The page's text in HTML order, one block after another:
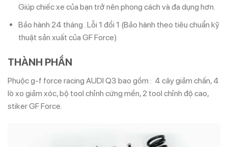
Giúp chiếc xe của bạn trở nên phong cách và đa dụng hơn.
Bảo hành 24 tháng . Lỗi 1 đổi 1 (Bảo hành theo tiêu chuẩn kỹ
thuật sản xuất của GF Force)
THÀNH PHẦN
Phuộc g-f force racing AUDI Q3 bao gồm : 4 cây giảm chấn, 4
lò xo giảm xóc, bộ tool chỉnh cứng mền, 2 tool chỉnh độ cao,
stiker GF Force.